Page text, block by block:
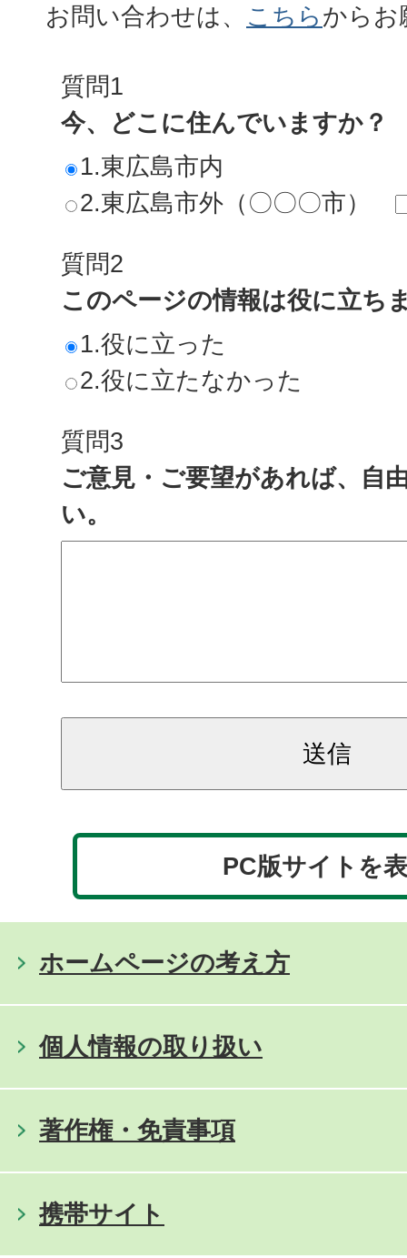
お問い合わせは、 こちらからお
質問1
今、どこに住んでいますか？
1.東広島市内
2.東広島市外（〇〇〇市）
質問2
このページの情報は役に立ち
1.役に立った
2.役に立たなかった
質問3
ご意見・ご要望があれば、自
い。
PC版サイトを
ホームページの考え方
個人情報の取り扱い
著作権・免責事項
携帯サイト